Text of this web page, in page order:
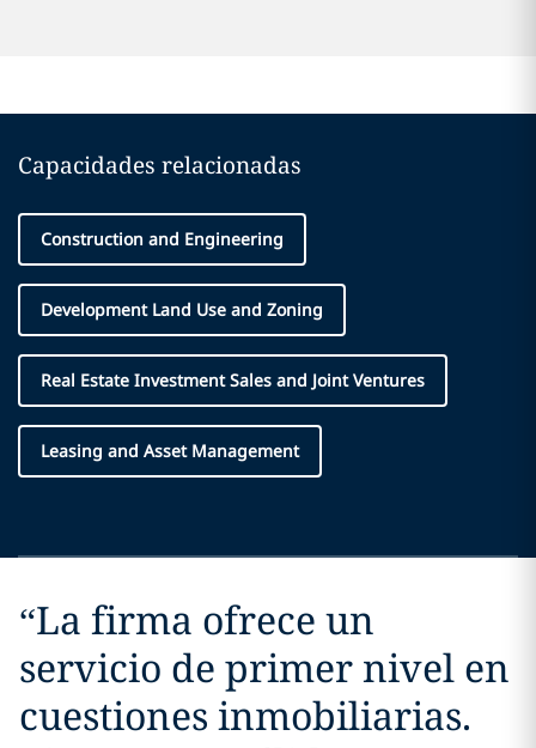
Capacidades relacionadas
Construction and Engineering
Development Land Use and Zoning
Real Estate Investment Sales and Joint Ventures
Leasing and Asset Management
“La firma ofrece un
servicio de primer nivel en
cuestiones inmobiliarias.